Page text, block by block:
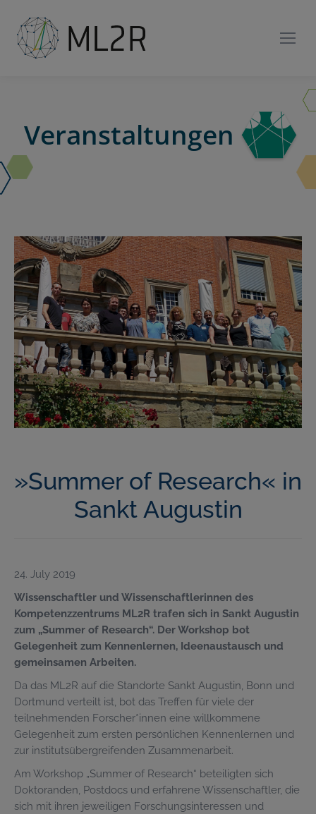
Veranstaltungen
»Summer of Research« in
Sankt Augustin
24. July 2019
Wissenschaftler und Wissenschaftlerinnen des
Kompetenzzentrums ML2R trafen sich in Sankt Augustin
zum „Summer of Research“. Der Workshop bot
Gelegenheit zum Kennenlernen, Ideenaustausch und
gemeinsamen Arbeiten.
Da das ML2R auf die Standorte Sankt Augustin, Bonn und
Dortmund verteilt ist, bot das Treffen für viele der
teilnehmenden Forscher*innen eine willkommene
Gelegenheit zum ersten persönlichen Kennenlernen und
zur institutsübergreifenden Zusammenarbeit.
Am Workshop „Summer of Research“ beteiligten sich
Doktoranden, Postdocs und erfahrene Wissenschaftler, die
sich mit ihren jeweiligen Forschungsinteressen und